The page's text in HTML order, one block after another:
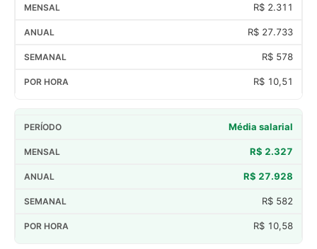
R$ 2.311
R$ 27.733
R$ 578
R$ 10,51
Média salarial
R$ 2.327
R$ 27.928
R$ 582
R$ 10,58